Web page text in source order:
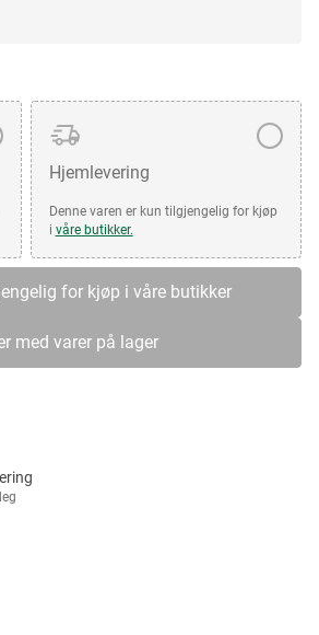
Hjemlevering
Denne varen er kun tilgjengelig for kjøp
i våre butikker.
for kjøp i våre butikker
med varer på lager